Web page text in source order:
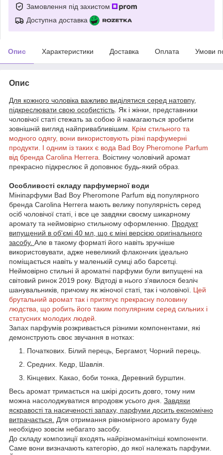
Замовлення під захистом
Доступна доставка
Опис Характеристики Доставка Оплата Умови
Опис
Для кожного чоловіка важливо виділятися серед натовпу,
підкреслювати свою особистість . Як і жінки, представники
чоловічої статі стежать за собою й намагаються зробити
зовнішній вигляд найпривабливішим. Крім стильного та
модного одягу, вони використовують різні парфумерні
продукти. І одним із таких є вода Bad Boy Pheromone Parfum
від бренда Carolina Herrera.
Воістину чоловічий аромат
прекрасно підкреслює й доповнює будь-який образ.
Особливості складу парфумерної води
Мініпарфуми Bad Boy Pheromone Parfum від популярного
бренда Carolina Herrera мають велику популярність серед
осіб чоловічої статі, і все це завдяки своєму шикарному
аромату та неймовірно стильному оформленню. Продукт
випущений в об'ємі 40 мл, що є міні версією оригінального
засобу. Але в такому форматі його навіть зручніше
використовувати, адже невеликий флакончик ідеально
поміщається навіть у маленькій сумці або барсетці.
Неймовірно стильні й ароматні парфуми були випущені на
світовий ринок 2019 року. Відтоді в нього з'явилося безліч
шанувальників, причому як жіночої статі, так і чоловічої. Цей
брутальний аромат так і притягує прекрасну половину
людства, що робить його таким популярним серед сильних і
статусних молодих людей.
Запах парфумів розкривається різними компонентами, які
демонструють своє звучання в нотках:
Початкових. Білий перець, Бергамот, Чорний перець.
Средних. Кедр, Шавлія.
Кінцевих. Какао, боби тонка, Деревний бурштин.
Весь аромат тримається на шкірі досить довго, тому ним
можна насолоджуватися впродовж усього дня. Завдяки
яскравості та насиченості запаху, парфуми досить економічно
витрачається.
Для отримання рівномірного аромату буде
необхідно зовсім небагато засобу.
До складу композиції входять найрізноманітніші компоненти.
Саме вони визначають категорію, до якої належать парфуми.